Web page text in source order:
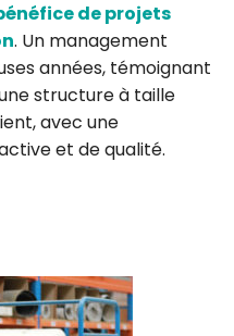
de projets
. Un management
années, témoignant
structure à taille
avec une
et de qualité.